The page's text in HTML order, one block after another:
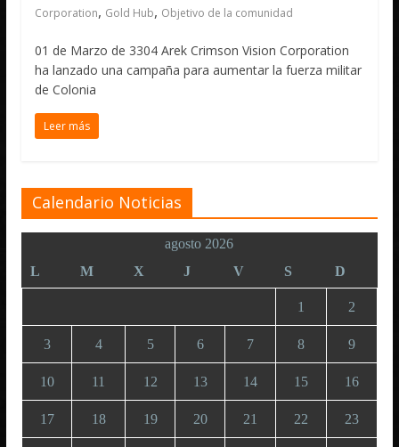
Corporation, Gold Hub, Objetivo de la comunidad
01 de Marzo de 3304 Arek Crimson Vision Corporation
ha lanzado una campaña para aumentar la fuerza militar
de Colonia
Leer más
Calendario Noticias
agosto 2026
L
M X J V S D
1 2
3 4 5 6 7 8 9
10 11 12 13 14 15 16
17 18 19 20 21 22 23